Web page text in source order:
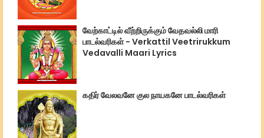
வேற்காட்டில் வீற்றிருக்கும் வேதவல்லி மாரி
பாடல்வரிகள் - Verkattil Veetrirukkum
Vedavalli Maari Lyrics
கதிர் வேலவனே குல நாயகனே பாடல்வரிகள்